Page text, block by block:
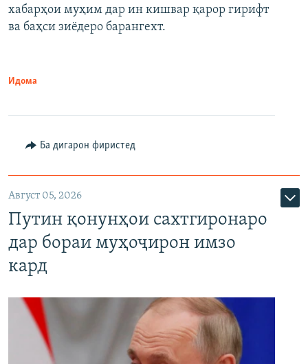
720p 1080p
хабарҳои муҳим дар ин кишвар қарор гирифт
ва баҳси зиёдеро барангехт.
Идома
Ба дигарон фиристед
Август 05, 2026
Путин қонунҳои сахтгиронаро
дар бораи муҳоҷирон имзо
кард